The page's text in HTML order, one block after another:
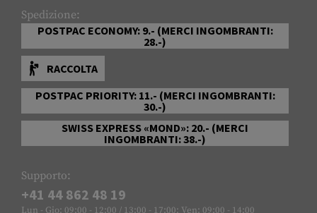
Spedizione:
POSTPAC ECONOMY: 9.- (MERCI INGOMBRANTI:
28.-)
RACCOLTA
POSTPAC PRIORITY: 11.- (MERCI INGOMBRANTI:
30.-)
SWISS EXPRESS «MOND»: 20.- (MERCI
INGOMBRANTI: 38.-)
Supporto:
+41 44 862 48 19
Lun - Gio: 09:00 - 12:00 / 13:00 - 17:00; Ven: 09:00 - 14:00